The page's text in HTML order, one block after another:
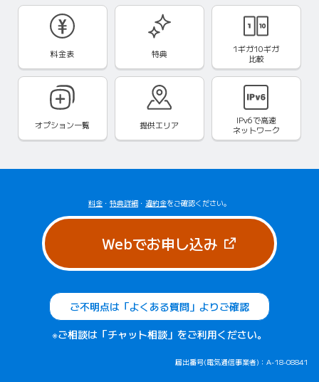
料金表 特典
1ギガ10ギガ
比較
オプション一覧 提供エリア IPv6で高速
ネットワーク
料金 ・ 特典詳細 ・ 違約金をご確認ください。
Webでお申し込み（新しいタブ
ご不明点は「よくある質問」よりご確認
※ご相談は「チャット相談」をご利用ください。
届出番号(電気通信事業者)：A-18-08841